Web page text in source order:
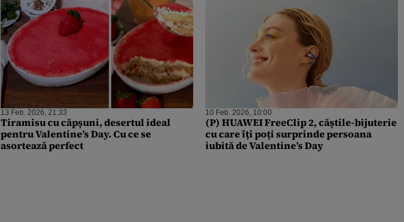
13 Feb. 2026, 21:33
Tiramisu cu căpșuni, desertul ideal
pentru Valentine’s Day. Cu ce se
asortează perfect
10 Feb. 2026, 10:00
(P) HUAWEI FreeClip 2, căștile-bijuterie
cu care îți poți surprinde persoana
iubită de Valentine’s Day